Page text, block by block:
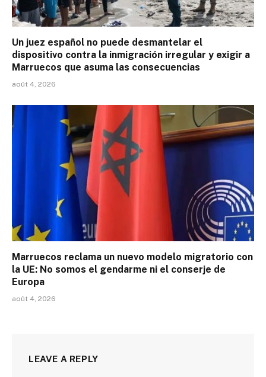
Un juez español no puede desmantelar el
dispositivo contra la inmigración irregular y exigir a
Marruecos que asuma las consecuencias
août 4, 2026
Marruecos reclama un nuevo modelo migratorio con
la UE: No somos el gendarme ni el conserje de
Europa
août 4, 2026
LEAVE A REPLY